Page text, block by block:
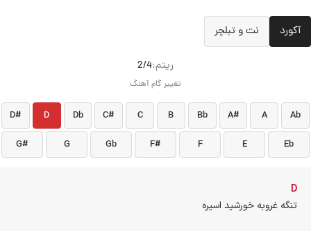
آکورد نت و تبلچر
ريتم:2/4
تغییر گام آهنگ
Ab
A
A#
Bb
B
C
C#
Db
D
D#
Eb
E
F
F#
Gb
G
G#
D
تنگه غروبه خورشید اسیره